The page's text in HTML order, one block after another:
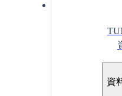
資